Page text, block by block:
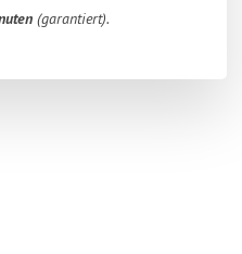
(garantiert).